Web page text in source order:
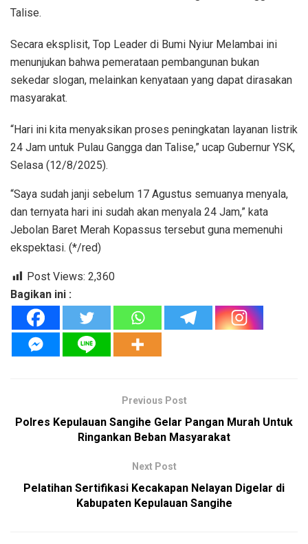
Talise.
Secara eksplisit, Top Leader di Bumi Nyiur Melambai ini
menunjukan bahwa pemerataan pembangunan bukan
sekedar slogan, melainkan kenyataan yang dapat dirasakan
masyarakat.
“Hari ini kita menyaksikan proses peningkatan layanan listrik
24 Jam untuk Pulau Gangga dan Talise,” ucap Gubernur YSK,
Selasa (12/8/2025).
“Saya sudah janji sebelum 17 Agustus semuanya menyala,
dan ternyata hari ini sudah akan menyala 24 Jam,” kata
Jebolan Baret Merah Kopassus tersebut guna memenuhi
ekspektasi. (*/red)
Post Views: 2,360
Bagikan ini :
Previous Post
Polres Kepulauan Sangihe Gelar Pangan Murah Untuk
Ringankan Beban Masyarakat
Next Post
Pelatihan Sertifikasi Kecakapan Nelayan Digelar di
Kabupaten Kepulauan Sangihe